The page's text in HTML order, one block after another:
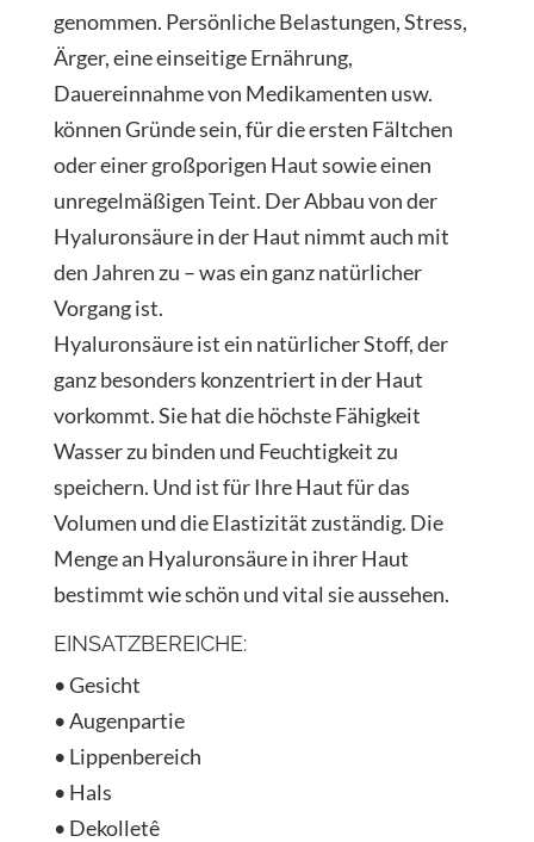
genommen. Persönliche Belastungen, Stress,
Ärger, eine einseitige Ernährung,
Dauereinnahme von Medikamenten usw.
können Gründe sein, für die ersten Fältchen
oder einer großporigen Haut sowie einen
unregelmäßigen Teint. Der Abbau von der
Hyaluronsäure in der Haut nimmt auch mit
den Jahren zu – was ein ganz natürlicher
Vorgang ist.
Hyaluronsäure ist ein natürlicher Stoff, der
ganz besonders konzentriert in der Haut
vorkommt. Sie hat die höchste Fähigkeit
Wasser zu binden und Feuchtigkeit zu
speichern. Und ist für Ihre Haut für das
Volumen und die Elastizität zuständig. Die
Menge an Hyaluronsäure in ihrer Haut
bestimmt wie schön und vital sie aussehen.
EINSATZBEREICHE:
• Gesicht
• Augenpartie
• Lippenbereich
• Hals
• Dekolletê